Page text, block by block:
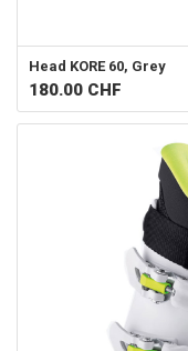
Head KORE 60, Grey
180.00 CHF